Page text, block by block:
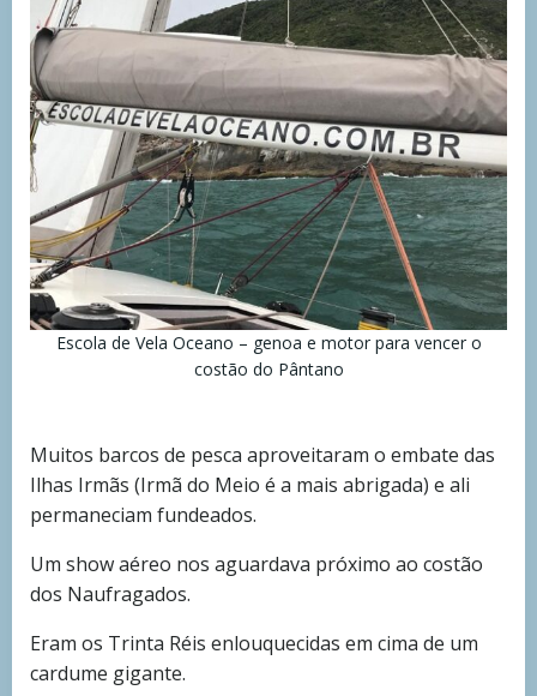
Escola de Vela Oceano – genoa e motor para vencer o
costão do Pântano
Muitos barcos de pesca aproveitaram o embate das
Ilhas Irmãs (Irmã do Meio é a mais abrigada) e ali
permaneciam fundeados.
Um show aéreo nos aguardava próximo ao costão
dos Naufragados.
Eram os Trinta Réis enlouquecidas em cima de um
cardume gigante.